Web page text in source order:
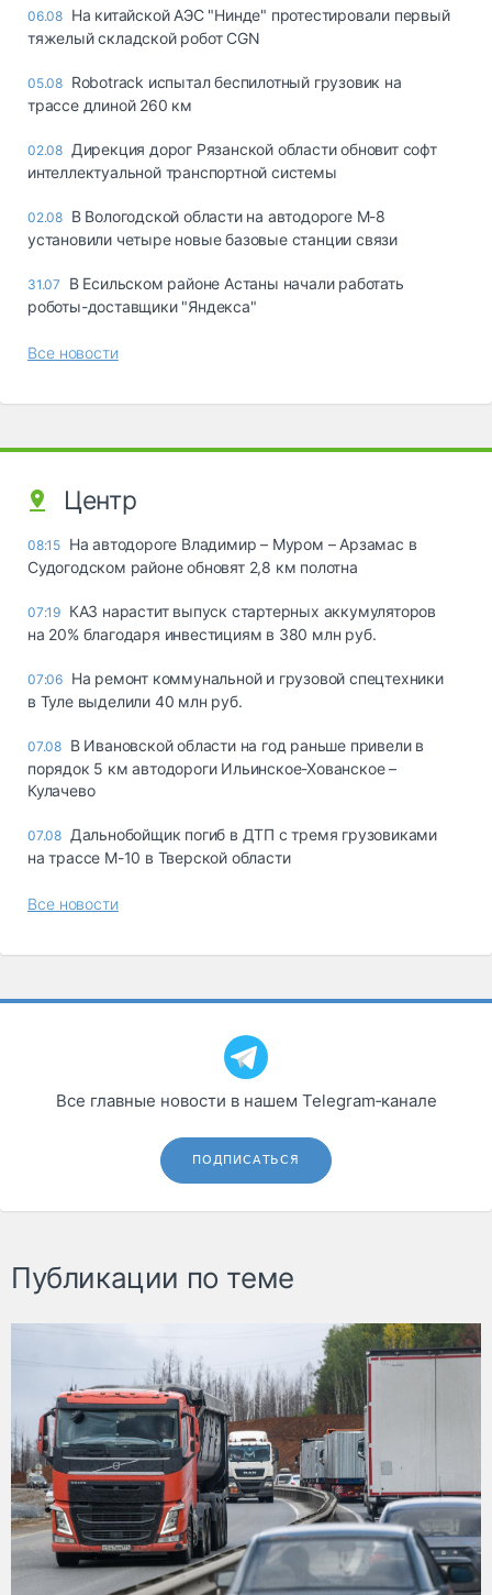
06.08 На китайской АЭС "Нинде" протестировали первый
тяжелый складской робот CGN
05.08 Robotrack испытал беспилотный грузовик на
трассе длиной 260 км
02.08 Дирекция дорог Рязанской области обновит софт
интеллектуальной транспортной системы
02.08 В Вологодской области на автодороге М-8
установили четыре новые базовые станции связи
31.07
В Есильском районе Астаны начали работать
роботы-доставщики "Яндекса"
Все новости
Центр
08:15 На автодороге Владимир – Муром – Арзамас в
Судогодском районе обновят 2,8 км полотна
07:19 КАЗ нарастит выпуск стартерных аккумуляторов
на 20% благодаря инвестициям в 380 млн руб.
07:06 На ремонт коммунальной и грузовой спецтехники
в Туле выделили 40 млн руб.
07.08 В Ивановской области на год раньше привели в
порядок 5 км автодороги Ильинское-Хованское –
Кулачево
07.08 Дальнобойщик погиб в ДТП с тремя грузовиками
на трассе М-10 в Тверской области
Все новости
Все главные новости в нашем Telegram‑канале
ПОДПИСАТЬСЯ
Публикации по теме